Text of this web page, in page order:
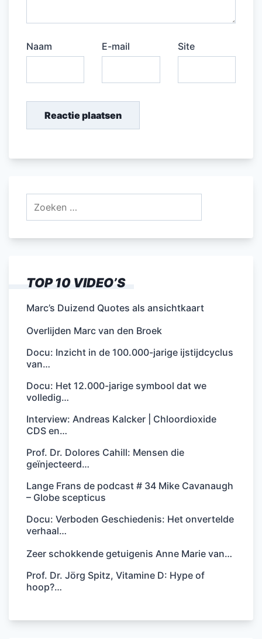
Naam E-mail Site
Zoeken
TOP 10 VIDEO’S
Marc’s Duizend Quotes als ansichtkaart
Overlijden Marc van den Broek
Docu: Inzicht in de 100.000-jarige ijstijdcyclus
van…
Docu: Het 12.000-jarige symbool dat we
volledig…
Interview: Andreas Kalcker | Chloordioxide
CDS en…
Prof. Dr. Dolores Cahill: Mensen die
geïnjecteerd…
Lange Frans de podcast # 34 Mike Cavanaugh
– Globe scepticus
Docu: Verboden Geschiedenis: Het onvertelde
verhaal…
Zeer schokkende getuigenis Anne Marie van…
Prof. Dr. Jörg Spitz, Vitamine D: Hype of
hoop?…